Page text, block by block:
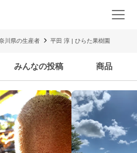
川県の生産者 平田 淳 | ひらた果樹園
みんなの投稿 商品